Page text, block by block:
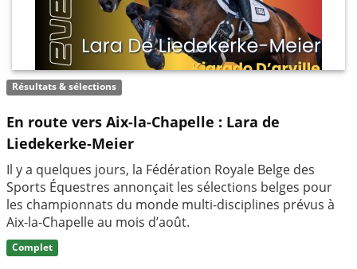
Résultats & sélections
En route vers Aix-la-Chapelle : Lara de
Liedekerke-Meier
Il y a quelques jours, la Fédération Royale Belge des
Sports Équestres annonçait les sélections belges pour
les championnats du monde multi-disciplines prévus à
Aix-la-Chapelle au mois d’août.
Complet